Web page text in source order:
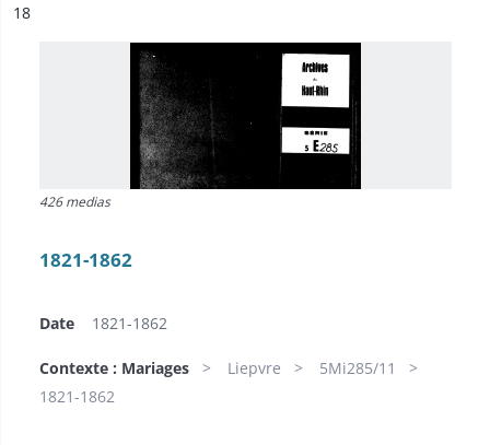
n°
18
426 medias
1821-1862
Date 1821-1862
Contexte : Mariages Liepvre
5Mi285/11
1821-1862